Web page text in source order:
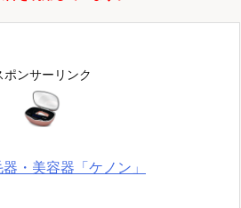
前へ
ポンサーリンク
・美容器「ケノン」